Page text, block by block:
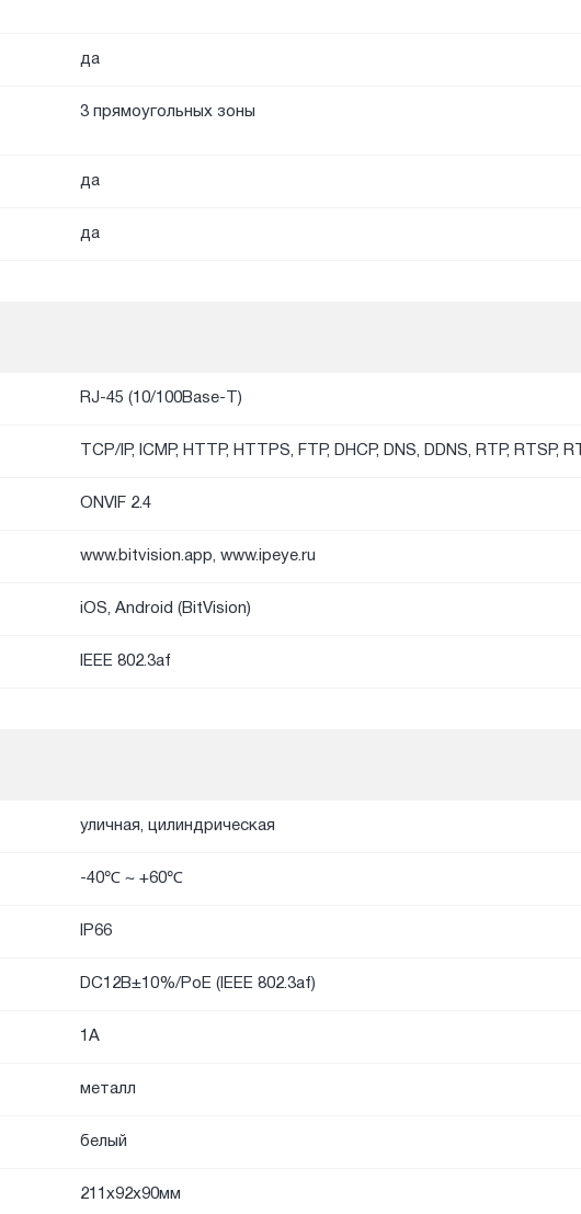
да
3 прямоугольных зоны
да
да
RJ-45 (10/100Base-T)
TCP/IP, ICMP, HTTP, HTTPS, FTP, DHCP, DNS, DDNS, RTP, RTSP,
ONVIF 2.4
www.bitvision.app, www.ipeye.ru
iOS, Android (BitVision)
IEEE 802.3af
уличная, цилиндрическая
-40℃ ~ +60℃
IP66
DC12В±10%/PoE (IEEE 802.3af)
1А
металл
белый
211х92x90мм